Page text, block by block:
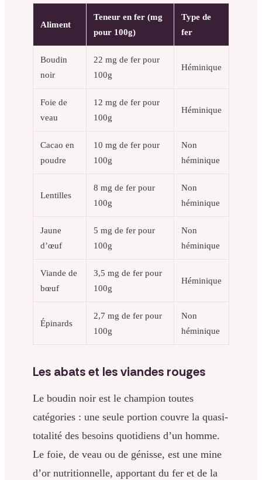
Aliment
Teneur en fer (mg
pour 100g)
Type de
fer
Boudin
noir
22 mg de fer pour
100g
Héminique
Foie de
veau
12 mg de fer pour
100g
Héminique
Cacao en
poudre
10 mg de fer pour
100g
Non
héminique
Lentilles
8 mg de fer pour
100g
Non
héminique
Jaune
d’œuf
5 mg de fer pour
100g
Non
héminique
Viande de
bœuf
3,5 mg de fer pour
100g
Héminique
Épinards
2,7 mg de fer pour
100g
Non
héminique
Les abats et les viandes rouges
Le boudin noir est le champion toutes
catégories : une seule portion couvre la quasi-
totalité des besoins quotidiens d’un homme.
Le foie, de veau ou de génisse, est une mine
d’or nutritionnelle, apportant du fer et de la